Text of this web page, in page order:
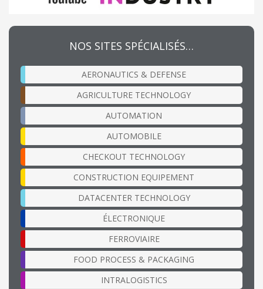
NOS SITES SPÉCIALISÉS…
AERONAUTICS & DEFENSE
AGRICULTURE TECHNOLOGY
AUTOMATION
AUTOMOBILE
CHECKOUT TECHNOLOGY
CONSTRUCTION EQUIPEMENT
DATACENTER TECHNOLOGY
ÉLECTRONIQUE
FERROVIAIRE
FOOD PROCESS & PACKAGING
INTRALOGISTICS